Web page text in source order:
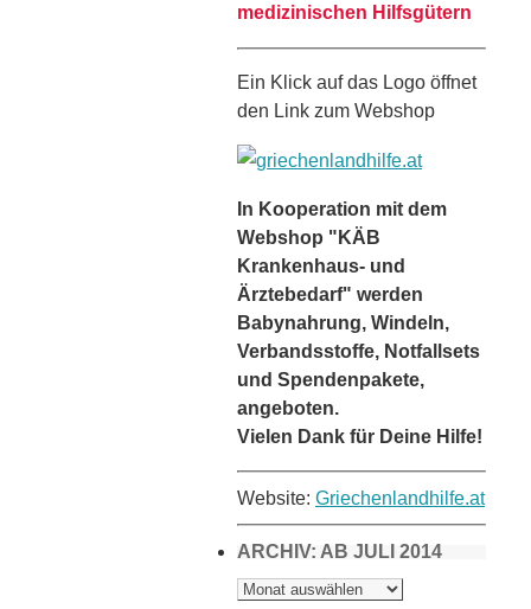
medizinischen Hilfsgütern
Ein Klick auf das Logo öffnet
den Link zum Webshop
In Kooperation mit dem
Webshop "KÄB
Krankenhaus- und
Ärztebedarf" werden
Babynahrung, Windeln,
Verbandsstoffe, Notfallsets
und Spendenpakete,
angeboten.
Vielen Dank für Deine Hilfe!
Website: Griechenlandhilfe.at
ARCHIV: AB JULI 2014
ARCHIV:
AB